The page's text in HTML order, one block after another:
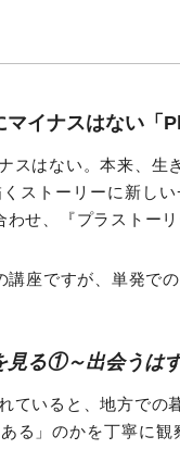
マイナスはない「
スはない。本来、生
ストーリーに新し
わせ、『プラストー
座ですが、単発での
る①～出会うは
ていると、地方での
る」のかを丁寧に